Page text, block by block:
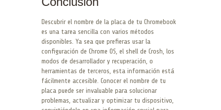
Descubrir el nombre de la placa de tu Chromebook
es una tarea sencilla con varios métodos
disponibles. Ya sea que prefieras usar la
configuración de Chrome OS, el shell de Crosh, los
modos de desarrollador y recuperación, o
herramientas de terceros, esta información está
fácilmente accesible. Conocer el nombre de tu
placa puede ser invaluable para solucionar
problemas, actualizar y optimizar tu dispositivo,